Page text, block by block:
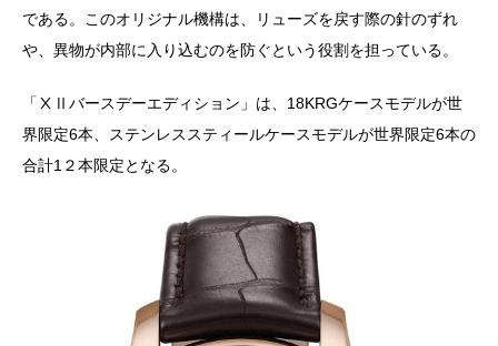
である。このオリジナル機構は、リューズを戻す際の針のずれ
や、異物が内部に入り込むのを防ぐという役割を担っている。
「ⅩⅡバースデーエディション」は、18KRGケースモデルが世
界限定6本、ステンレススティールケースモデルが世界限定6本の
合計1２本限定となる。